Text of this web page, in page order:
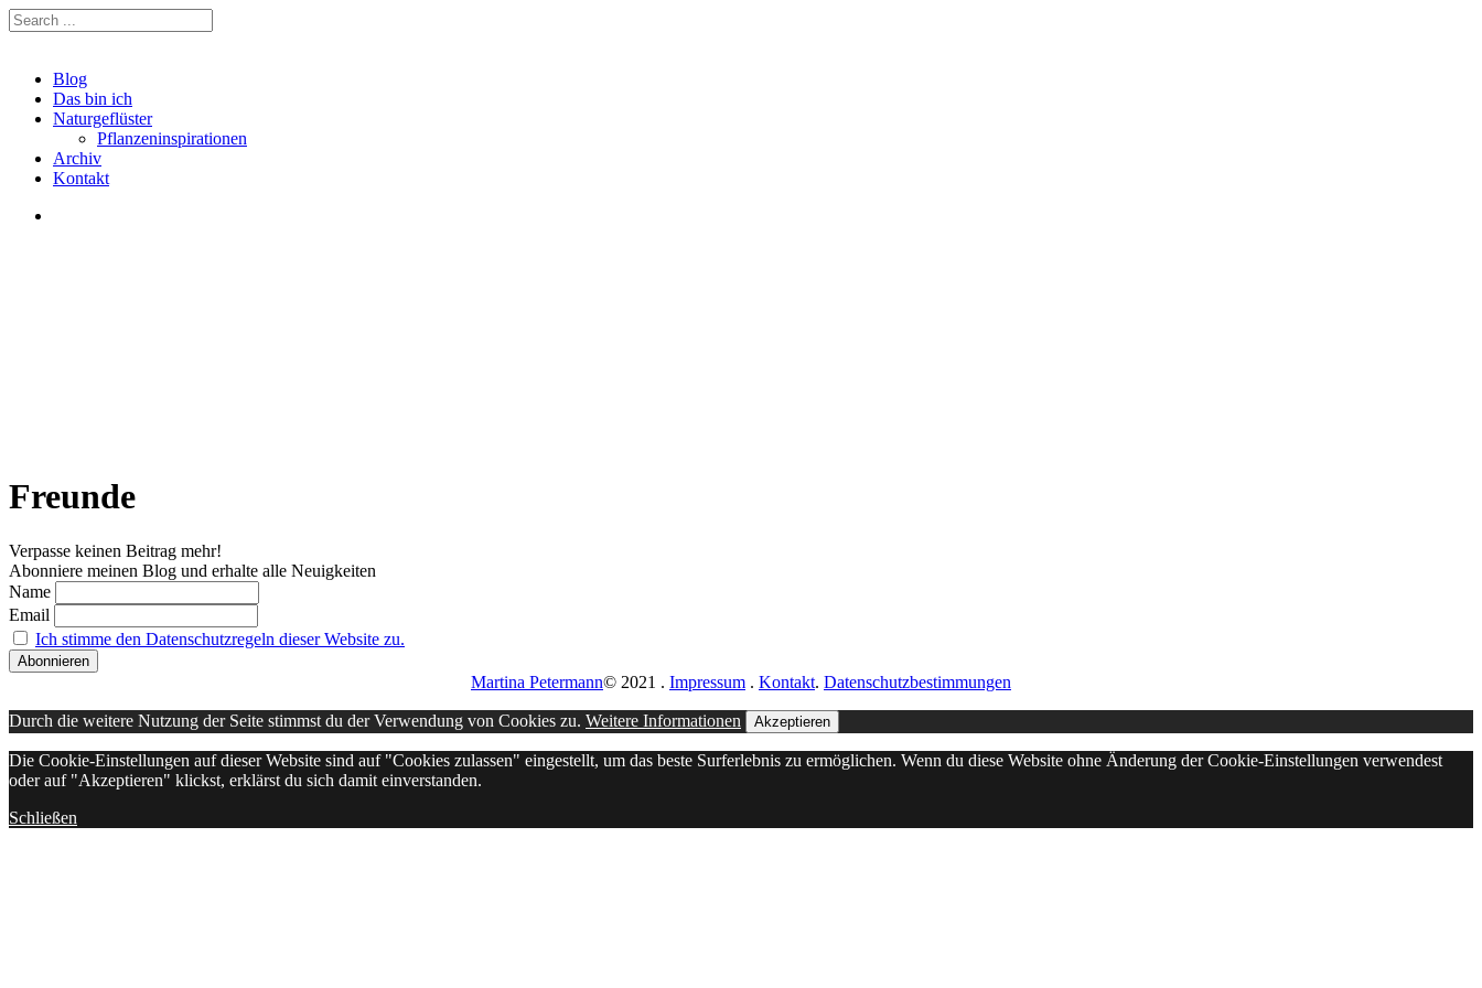
Blog
Das bin ich
Naturgeflüster
Pflanzeninspirationen
Archiv
Kontakt
Freunde
Verpasse keinen Beitrag mehr!
Abonniere meinen Blog und erhalte alle Neuigkeiten
Name
Email
Ich stimme den Datenschutzregeln dieser Website zu.
Martina Petermann© 2021 . Impressum . Kontakt. Datenschutzbestimmungen
Durch die weitere Nutzung der Seite stimmst du der Verwendung von Cookies zu. Weitere Informationen Akzeptieren
Die Cookie-Einstellungen auf dieser Website sind auf "Cookies zulassen" eingestellt, um das beste Surferlebnis zu ermöglichen. Wenn du diese Website ohne Änderung der Cookie-Einstellungen verwendest
oder auf "Akzeptieren" klickst, erklärst du sich damit einverstanden.
Schließen